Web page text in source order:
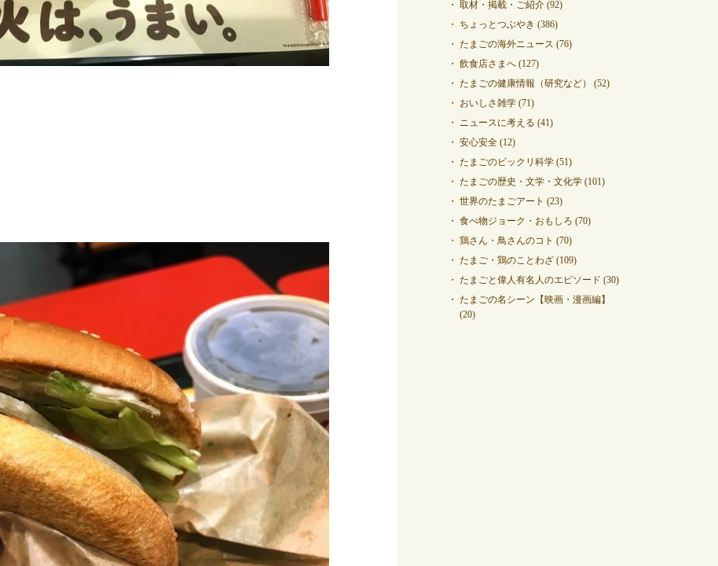
取材・掲載・ご紹介 (92)
ちょっとつぶやき (386)
たまごの海外ニュース (76)
飲食店さまへ (127)
たまごの健康情報（研究など）
(52)
おいしさ雑学 (71)
ニュースに考える (41)
安心安全 (12)
たまごのビックリ科学 (51)
たまごの歴史・文学・文化学 (101)
世界のたまごアート (23)
食べ物ジョーク・おもしろ (70)
鶏さん・鳥さんのコト (70)
たまご・鶏のことわざ (109)
たまごと偉人有名人のエピソード (30)
たまごの名シーン【映画・漫画編】
(20)